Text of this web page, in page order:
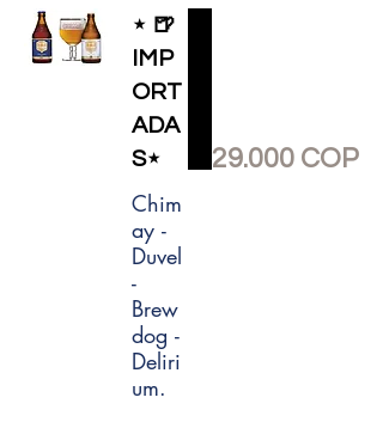
⋆ 🍺
IMP
ORT
ADA
S⋆
Chim
ay -
Duvel
-
Brew
dog -
Deliri
um.
29.000 COP